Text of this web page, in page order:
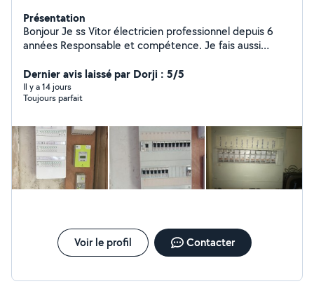
Présentation
Bonjour Je ss Vitor électricien professionnel depuis 6
années Responsable et compétence. Je fais aussi
Dernier avis laissé par Dorji : 5/5
Il y a 14 jours
Toujours parfait
Voir le profil Contacter